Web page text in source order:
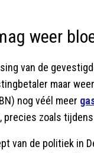
weer
van de
maar
nog véél meer
precies zoals
van de politiek in